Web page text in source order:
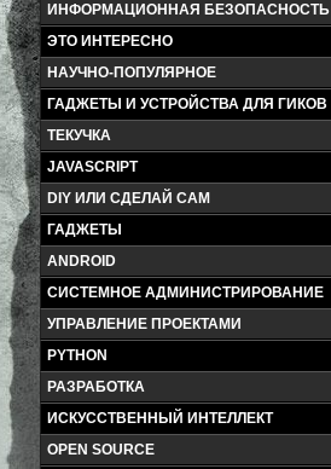
ИНФОРМАЦИОННАЯ БЕЗОПАСНОСТЬ
ЭТО ИНТЕРЕСНО
НАУЧНО-ПОПУЛЯРНОЕ
ГАДЖЕТЫ И УСТРОЙСТВА ДЛЯ ГИКОВ
ТЕКУЧКА
JAVASCRIPT
DIY ИЛИ СДЕЛАЙ САМ
ГАДЖЕТЫ
ANDROID
СИСТЕМНОЕ АДМИНИСТРИРОВАНИЕ
УПРАВЛЕНИЕ ПРОЕКТАМИ
PYTHON
РАЗРАБОТКА
ИСКУССТВЕННЫЙ ИНТЕЛЛЕКТ
OPEN SOURCE